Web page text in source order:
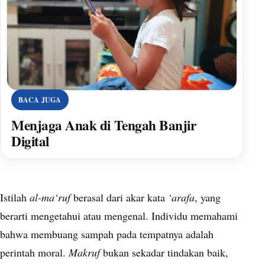
BACA JUGA
Menjaga Anak di Tengah Banjir
Digital
Istilah al-ma‘rufberasal dari akar kata ‘arafa, yang
berarti mengetahui atau mengenal. Individu memahami
bahwa membuang sampah pada tempatnya adalah
perintah moral. Makrufbukan sekadar tindakan baik,